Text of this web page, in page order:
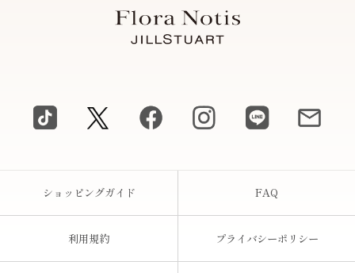
ショッピングガイド FAQ
利用規約 プライバシーポリシー